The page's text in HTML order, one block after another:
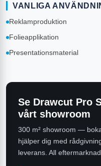
VANLIGA
Reklamproduktion
Folieapplikation
Presentationsmaterial
Se Drawcut Pro
vårt showroom
300 m² showroom —
hjälper dig med
leverans. All